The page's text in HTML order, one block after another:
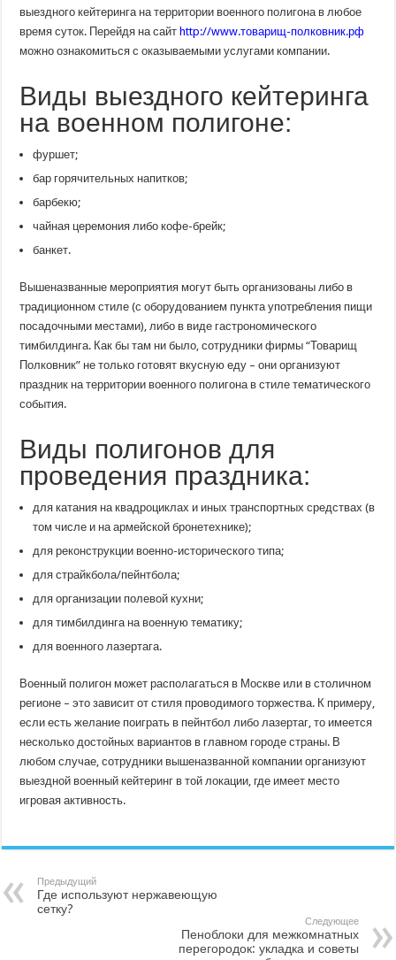
выездного кейтеринга на территории военного полигона в любое
время суток. Перейдя на сайт http://www.товарищ-полковник.рф
можно ознакомиться с оказываемыми услугами компании.
Виды выездного кейтеринга
на военном полигоне:
фуршет;
бар горячительных напитков;
барбекю;
чайная церемония либо кофе-брейк;
банкет.
Вышеназванные мероприятия могут быть организованы либо в
традиционном стиле (с оборудованием пункта употребления пищи
посадочными местами), либо в виде гастрономического
тимбилдинга. Как бы там ни было, сотрудники фирмы “Товарищ
Полковник” не только готовят вкусную еду – они организуют
праздник на территории военного полигона в стиле тематического
события.
Виды полигонов для
проведения праздника:
для катания на квадроциклах и иных транспортных средствах (в
том числе и на армейской бронетехнике);
для реконструкции военно-исторического типа;
для страйкбола/пейнтбола;
для организации полевой кухни;
для тимбилдинга на военную тематику;
для военного лазертага.
Военный полигон может располагаться в Москве или в столичном
регионе – это зависит от стиля проводимого торжества. К примеру,
если есть желание поиграть в пейнтбол либо лазертаг, то имеется
несколько достойных вариантов в главном городе страны. В
любом случае, сотрудники вышеназванной компании организуют
выездной военный кейтеринг в той локации, где имеет место
игровая активность.
Предыдущий
Где используют нержавеющую
сетку?
Следующее
Пеноблоки для межкомнатных
перегородок: укладка и советы